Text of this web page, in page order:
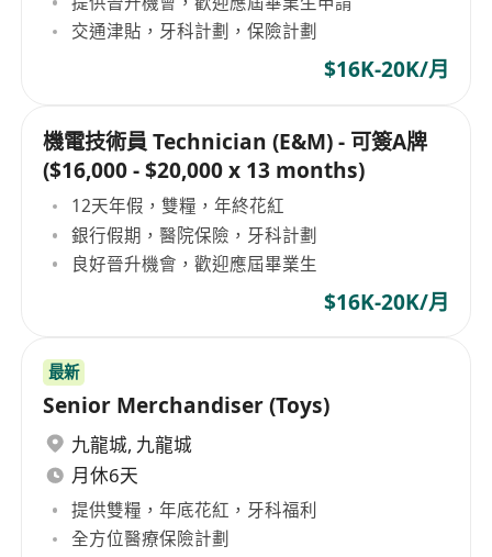
交通津貼，牙科計劃，保險計劃
$16K-20K/月
機電技術員 Technician (E&M) - 可簽A牌
($16,000 - $20,000 x 13 months)
12天年假，雙糧，年終花紅
銀行假期，醫院保險，牙科計劃
良好晉升機會，歡迎應屆畢業生
$16K-20K/月
最新
Senior Merchandiser (Toys)
九龍城, 九龍城
月休6天
提供雙糧，年底花紅，牙科福利
全方位醫療保險計劃